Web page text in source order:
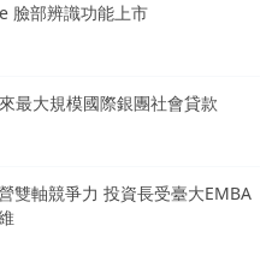
臉部辨識功能上市
最大規模國際銀團社會貸款
雙軸競爭力 投資長受臺大EMBA